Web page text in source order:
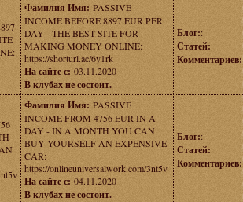
Фамилия Имя: PASSIVE
INCOME BEFORE 8897 EUR PER
DAY - THE BEST SITE FOR
MAKING MONEY ONLINE:
https://shorturl.ac/6y1rk
На сайте с: 03.11.2020
В клубах не состоит.
Блог::
Статей:
Комментариев:
Фамилия Имя: PASSIVE
INCOME FROM 4756 EUR IN A
DAY - IN A MONTH YOU CAN
BUY YOURSELF AN EXPENSIVE
CAR:
https://onlineuniversalwork.com/3nt5v
На сайте с: 04.11.2020
В клубах не состоит.
Блог::
Статей:
Комментариев: